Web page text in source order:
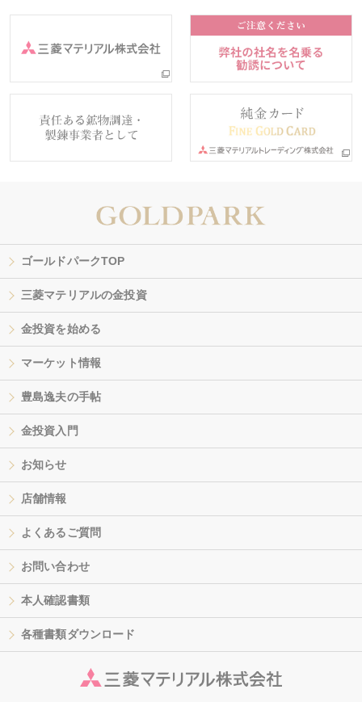
ゴールドパークTOP
三菱マテリアルの金投資
金投資を始める
マーケット情報
豊島逸夫の手帖
金投資入門
お知らせ
店舗情報
よくあるご質問
お問い合わせ
本人確認書類
各種書類ダウンロード